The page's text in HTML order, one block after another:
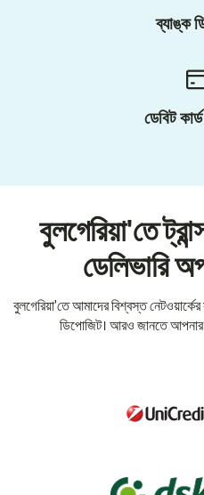
ব্যাঙ্ক
ডেবিট
বুলগেরিয়া'তে
ডেলিভারি
বুলগেরিয়া'তে আমাদের বিশ্বস্ত
ডিপোজিট। আরও জানতে আপনার